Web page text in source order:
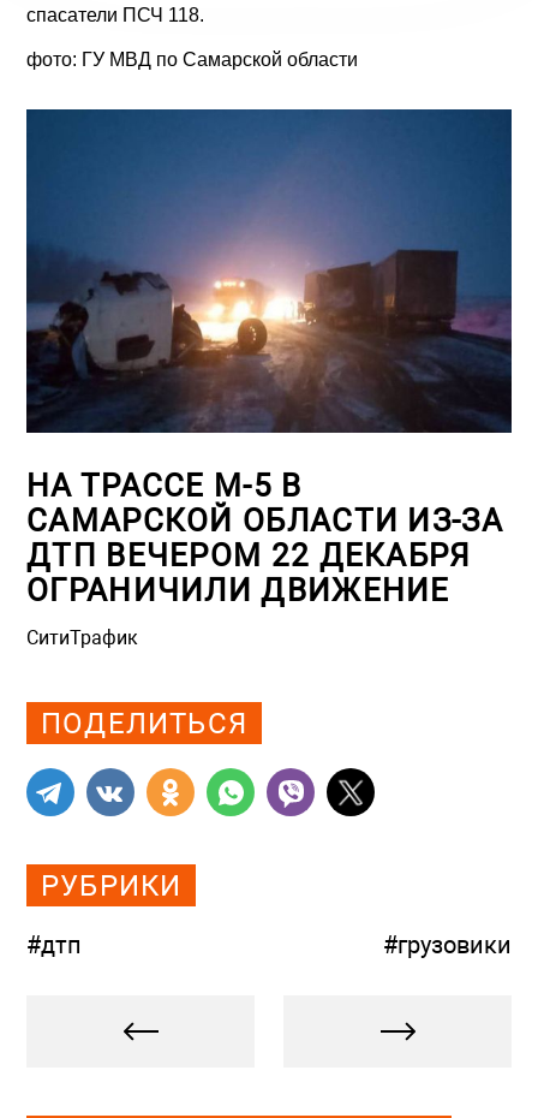
спасатели ПСЧ 118.
фото: ГУ МВД по Самарской области
НА ТРАССЕ М-5 В
САМАРСКОЙ ОБЛАСТИ ИЗ-ЗА
ДТП ВЕЧЕРОМ 22 ДЕКАБРЯ
ОГРАНИЧИЛИ ДВИЖЕНИЕ
СитиТрафик
ПОДЕЛИТЬСЯ
РУБРИКИ
#дтп #грузовики